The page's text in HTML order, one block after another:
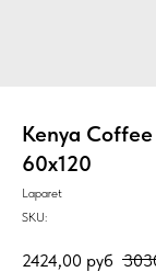
Kenya
60x120
Laparet
SKU:
2424,00 руб